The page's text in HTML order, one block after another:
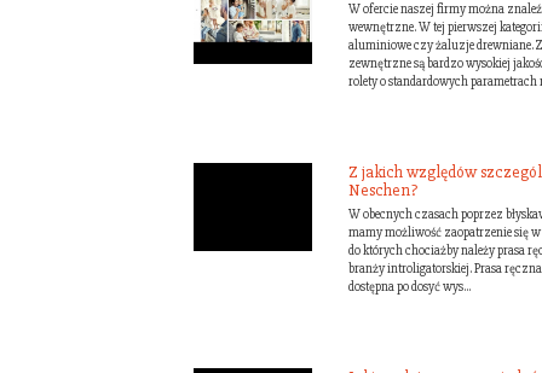
W ofercie naszej firmy można
wewnętrzne. W tej pierwszej
aluminiowe czy żaluzje drewniane.
zewnętrzne są bardzo wysokiej
rolety o standardowych parametrach
Z jakich względów
Neschen?
W obecnych czasach poprzez
mamy możliwość zaopatrzenie się
do których chociażby należy prasa
branży introligatorskiej. Prasa
dostępna po dosyć wys...